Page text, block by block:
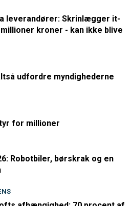
leverandører: Skrinlægger it-
kroner - kan ikke blive
udfordre myndighederne
for millioner
Robotbiler, børskrak og en